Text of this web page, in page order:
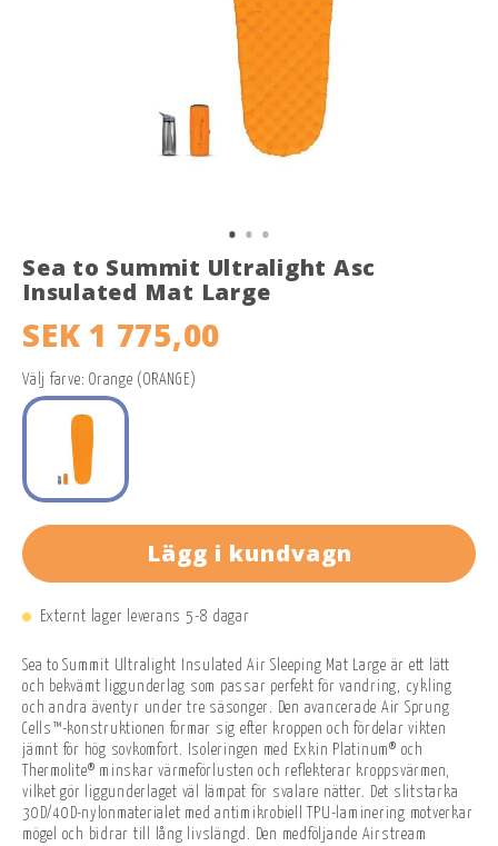
Sea to Summit Ultralight Asc
Insulated Mat Large
SEK 1 775,00
Välj farve: Orange (ORANGE)
Lägg i kundvagn
Externt lager leverans 5-8 dagar
Sea to Summit Ultralight Insulated Air Sleeping Mat Large är ett lätt
och bekvämt liggunderlag som passar perfekt för vandring, cykling
och andra äventyr under tre säsonger. Den avancerade Air Sprung
Cells™-konstruktionen formar sig efter kroppen och fördelar vikten
jämnt för hög sovkomfort. Isoleringen med Exkin Platinum® och
Thermolite® minskar värmeförlusten och reflekterar kroppsvärmen,
vilket gör liggunderlaget väl lämpat för svalare nätter. Det slitstarka
30D/40D-nylonmaterialet med antimikrobiell TPU-laminering motverkar
mögel och bidrar till lång livslängd. Den medföljande Airstream